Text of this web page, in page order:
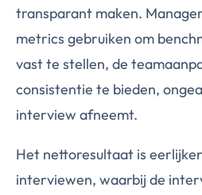
transparant maken.
metrics gebruiken om
vast te stellen, de
consistentie te bieden,
interview afneemt.
Het nettoresultaat is
interviewen, waarbij de